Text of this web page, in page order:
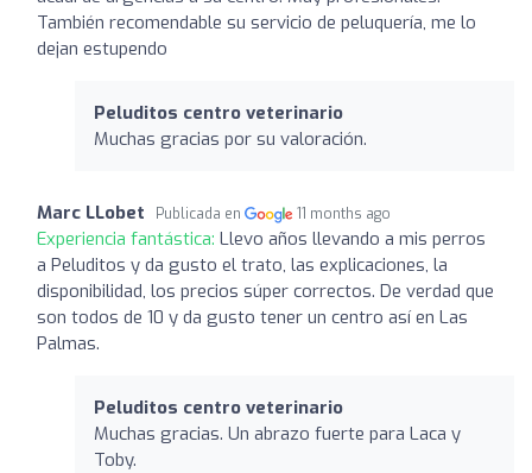
También recomendable su servicio de peluquería, me lo
dejan estupendo
Peluditos centro veterinario
Muchas gracias por su valoración.
Marc LLobet Publicada en 11 months ago
Experiencia fantástica: Llevo años llevando a mis perros
a Peluditos y da gusto el trato, las explicaciones, la
disponibilidad, los precios súper correctos. De verdad que
son todos de 10 y da gusto tener un centro así en Las
Palmas.
Peluditos centro veterinario
Muchas gracias. Un abrazo fuerte para Laca y
Toby.